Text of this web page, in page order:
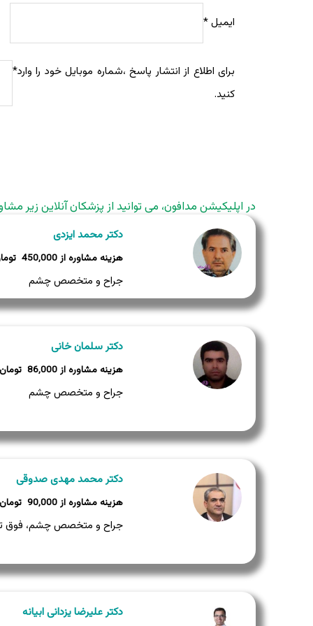
ایمیل*
برای اطلاع از انتشار پاسخ ،شماره موبایل خود را وارد
کنید.
*
در اپلیکیشن مدافون، می توانید از پزشکان آنلاین زیر
دکتر محمد ایزدی
450,000
جراح و متخصص چشم
دکتر سلمان خانی
86,000
جراح و متخصص چشم
دکتر محمد مهدی صدوقی
90,000
جراح و متخصص چشم، فوق
دکتر علیرضا یزدانی ابیانه